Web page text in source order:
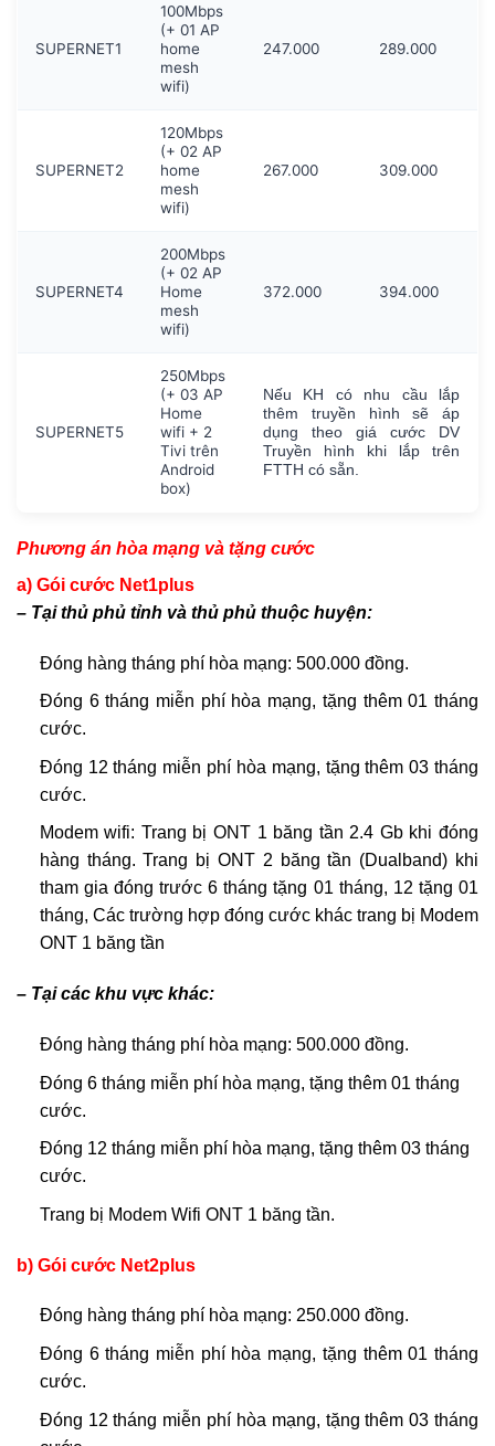
SUPERNET1
100Mbps
(+ 01 AP
home
mesh
wifi)
247.000 289.000
SUPERNET2
120Mbps
(+ 02 AP
home
mesh
wifi)
267.000 309.000
SUPERNET4
200Mbps
(+ 02 AP
Home
mesh
wifi)
372.000 394.000
SUPERNET5
250Mbps
(+ 03 AP
Home
wifi + 2
Tivi trên
Android
box)
Nếu KH có nhu cầu lắp
thêm truyền hình sẽ áp
dụng theo giá cước DV
Truyền hình khi lắp trên
FTTH có sẵn.
Phương án hòa mạng và tặng cước
a) Gói cước Net1plus
– Tại thủ phủ tỉnh và thủ phủ thuộc huyện:
Đóng hàng tháng phí hòa mạng: 500.000 đồng.
Đóng 6 tháng miễn phí hòa mạng, tặng thêm 01 tháng
cước.
Đóng 12 tháng miễn phí hòa mạng, tặng thêm 03 tháng
cước.
Modem wifi: Trang bị ONT 1 băng tần 2.4 Gb khi đóng
hàng tháng. Trang bị ONT 2 băng tần (Dualband) khi
tham gia đóng trước 6 tháng tặng 01 tháng, 12 tặng 01
tháng, Các trường hợp đóng cước khác trang bị Modem
ONT 1 băng tần
– Tại các khu vực khác:
Đóng hàng tháng phí hòa mạng: 500.000 đồng.
Đóng 6 tháng miễn phí hòa mạng, tặng thêm 01 tháng
cước.
Đóng 12 tháng miễn phí hòa mạng, tặng thêm 03 tháng
cước.
Trang bị Modem Wifi ONT 1 băng tần.
b) Gói cước Net2plus
Đóng hàng tháng phí hòa mạng: 250.000 đồng.
Đóng 6 tháng miễn phí hòa mạng, tặng thêm 01 tháng
cước.
Đóng 12 tháng miễn phí hòa mạng, tặng thêm 03 tháng